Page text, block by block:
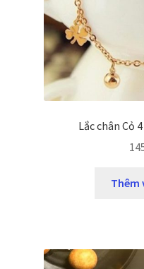
Lắc chân Cỏ
Thêm